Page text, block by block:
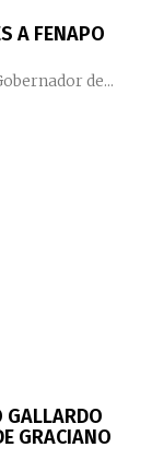
A FENAPO
de...
GALLARDO
GRACIANO